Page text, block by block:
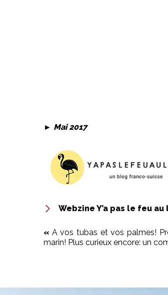
► Mai 2017
Webzine Y’a pas le feu au
​« A vos tubas et vos palmes!
marin! Plus curieux encore: un